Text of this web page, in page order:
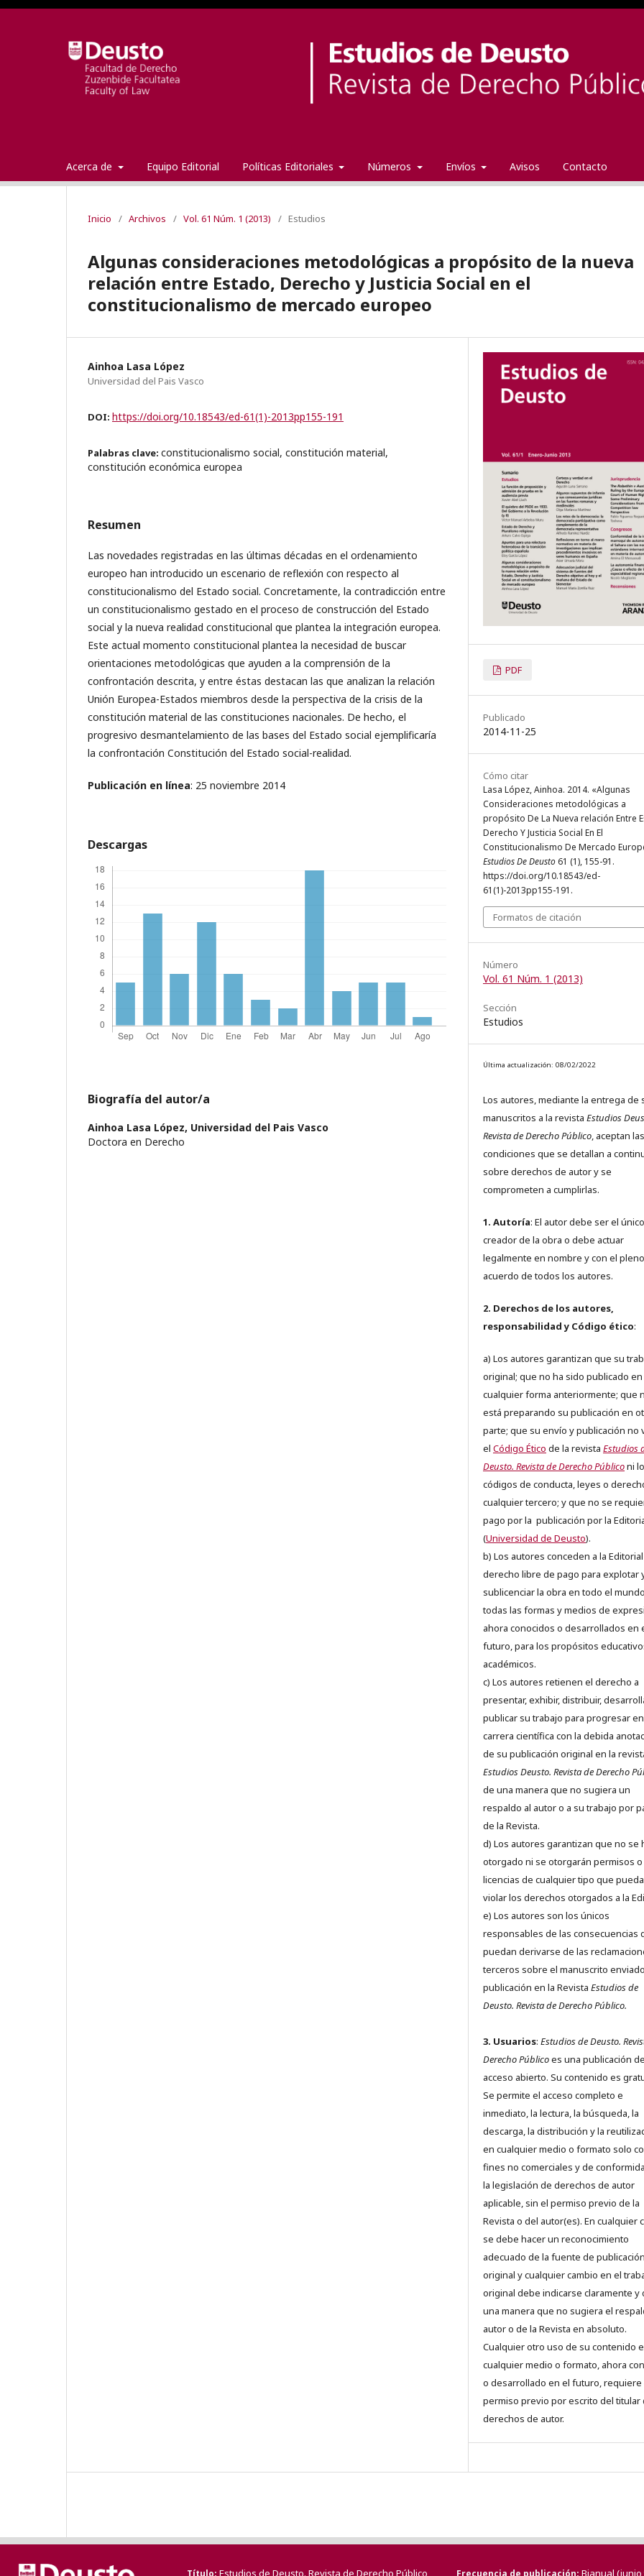
Acerca de Equipo Editorial Políticas Editoriales Números Envíos Avisos Contacto
Inicio / Archivos / Vol. 61 Núm. 1 (2013) / Estudios
Algunas consideraciones metodológicas a propósito de la nueva
relación entre Estado, Derecho y Justicia Social en el
constitucionalismo de mercado europeo
Ainhoa Lasa López
Universidad del Pais Vasco
DOI: https://doi.org/10.18543/ed-61(1)-2013pp155-191
Palabras clave: constitucionalismo social, constitución material,
constitución económica europea
Resumen
Las novedades registradas en las últimas décadas en el ordenamiento
europeo han introducido un escenario de reflexión con respecto al
constitucionalismo del Estado social. Concretamente, la contradicción entre
un constitucionalismo gestado en el proceso de construcción del Estado
social y la nueva realidad constitucional que plantea la integración europea.
Este actual momento constitucional plantea la necesidad de buscar
orientaciones metodológicas que ayuden a la comprensión de la
confrontación descrita, y entre éstas destacan las que analizan la relación
Unión Europea-Estados miembros desde la perspectiva de la crisis de la
constitución material de las constituciones nacionales. De hecho, el
progresivo desmantelamiento de las bases del Estado social ejemplificaría
la confrontación Constitución del Estado social-realidad.
Publicación en línea: 25 noviembre 2014
Descargas
Biografía del autor/a
Ainhoa Lasa López, Universidad del Pais Vasco
Doctora en Derecho
PDF
Publicado
2014-11-25
Cómo citar
Lasa López, Ainhoa. 2014. «Algunas
Consideraciones metodológicas a
propósito De La Nueva relación Entre
Derecho Y Justicia Social En El
Constitucionalismo De Mercado
Estudios De Deusto 61 (1), 155-91.
https://doi.org/10.18543/ed-
61(1)-2013pp155-191.
Formatos de citación
Número
Vol. 61 Núm. 1 (2013)
Sección
Estudios
Última actualización: 08/02/2022
Los autores, mediante la entrega de
manuscritos a la revista Estudios
Revista de Derecho Público, aceptan las
condiciones que se detallan a
sobre derechos de autor y se
comprometen a cumplirlas.
1. Autoría: El autor debe ser el único
creador de la obra o debe actuar
legalmente en nombre y con el pleno
acuerdo de todos los autores.
2. Derechos de los autores,
responsabilidad y Código ético:
a) Los autores garantizan que su
original; que no ha sido publicado en
cualquier forma anteriormente; que
está preparando su publicación en
parte; que su envío y publicación no
el Código Ético de la revista Estudios
Deusto. Revista de Derecho Públiconi
códigos de conducta, leyes o
cualquier tercero; y que no se
pago por la publicación por la
(Universidad de Deusto).
b) Los autores conceden a la
derecho libre de pago para explotar
sublicenciar la obra en todo el
todas las formas y medios de
ahora conocidos o desarrollados en
futuro, para los propósitos
académicos.
c) Los autores retienen el derecho a
presentar, exhibir, distribuir,
publicar su trabajo para progresar
carrera científica con la debida
de su publicación original en la
Estudios Deusto. Revista de Derecho
de una manera que no sugiera un
respaldo al autor o a su trabajo por
de la Revista.
d) Los autores garantizan que no se
otorgado ni se otorgarán permisos o
licencias de cualquier tipo que
violar los derechos otorgados a la
e) Los autores son los únicos
responsables de las consecuencias
puedan derivarse de las
terceros sobre el manuscrito
publicación en la Revista Estudios de
Deusto. Revista de Derecho Público.
3. Usuarios: Estudios de Deusto.
Derecho Públicoes una publicación de
acceso abierto. Su contenido es
Se permite el acceso completo e
inmediato, la lectura, la búsqueda, la
descarga, la distribución y la
en cualquier medio o formato solo
fines no comerciales y de
la legislación de derechos de autor
aplicable, sin el permiso previo de la
Revista o del autor(es). En cualquier
se debe hacer un reconocimiento
adecuado de la fuente de publicación
original y cualquier cambio en el
original debe indicarse claramente y
una manera que no sugiera el
autor o de la Revista en absoluto.
Cualquier otro uso de su contenido
cualquier medio o formato, ahora
o desarrollado en el futuro, requiere
permiso previo por escrito del titular
derechos de autor.
Estudios de Deusto. Revista de Derecho Público Bianual